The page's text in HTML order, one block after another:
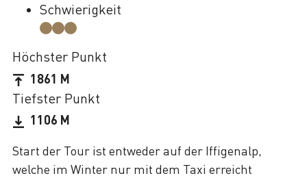
Start der Tour ist entweder auf der Iffigenalp,
welche im Winter nur mit dem Taxi erreicht
Schwierigkeit
Höchster Punkt
1861 M
Tiefster Punkt
1106 M